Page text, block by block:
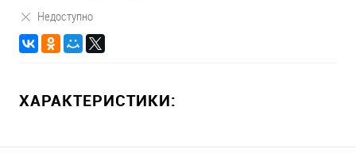
Недоступно
ХАРАКТЕРИСТИКИ: